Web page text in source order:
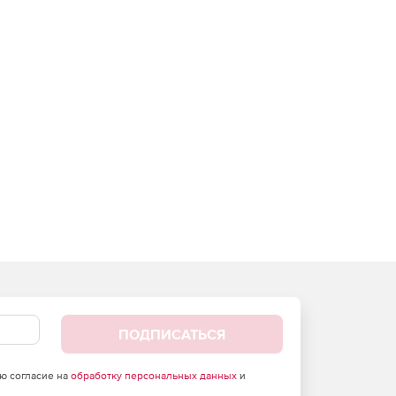
ПОДПИСАТЬСЯ
согласие на обработку персональных данныхи